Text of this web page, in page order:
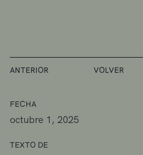
FECHA
octubre 1, 2025
TEXTO DE
ANTERIOR VOLVER